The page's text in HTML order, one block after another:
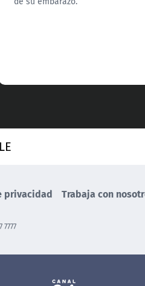
privacidad Trabaja con
7777